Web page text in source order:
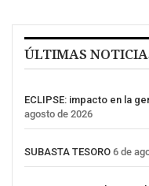
ÚLTIMAS
ECLIPSE: impacto en la
agosto de 2026
SUBASTA TESORO 6 de